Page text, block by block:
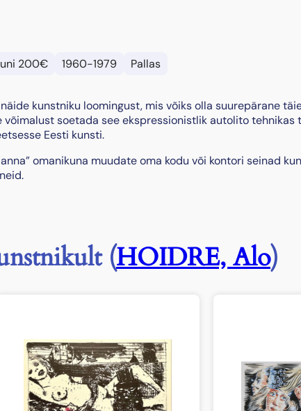
200€ 1960-1979
Pallas
näide kunstniku loomingust, mis võiks olla suurepärane
võimalust soetada see ekspressionistlik autolito
Eesti kunsti.
omanikuna muudate oma kodu või kontori seinad
(HOIDRE, Alo)